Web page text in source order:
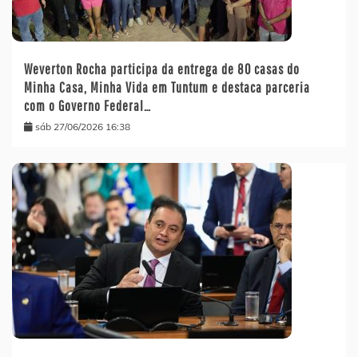
Weverton Rocha participa da entrega de 80 casas do
Minha Casa, Minha Vida em Tuntum e destaca parceria
com o Governo Federal…
sáb 27/06/2026 16:38